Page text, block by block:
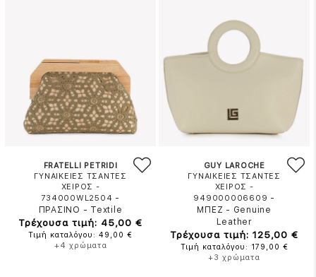
FRATELLI PETRIDI
ΓΥΝΑΙΚΕΙΕΣ ΤΣΑΝΤΕΣ
ΧΕΙΡΟΣ -
734000WL2504 -
ΠΡΑΣΙΝΟ - Textile
Τρέχουσα τιμή: 45,00 €
Τιμή καταλόγου: 49,00 €
+4 χρώματα
GUY LAROCHE
ΓΥΝΑΙΚΕΙΕΣ ΤΣΑΝΤΕΣ
ΧΕΙΡΟΣ -
949000006609 -
ΜΠΕΖ - Genuine
Leather
Τρέχουσα τιμή: 125,00 €
Τιμή καταλόγου: 179,00 €
+3 χρώματα